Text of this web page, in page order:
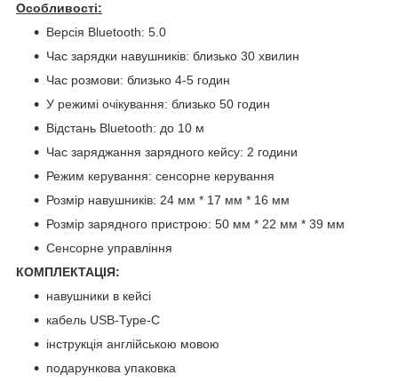
Особливості:
Версія Bluetooth: 5.0
Час зарядки навушників: близько 30 хвилин
Час розмови: близько 4-5 годин
У режимі очікування: близько 50 годин
Відстань Bluetooth: до 10 м
Час заряджання зарядного кейсу: 2 години
Режим керування: сенсорне керування
Розмір навушників: 24 мм * 17 мм * 16 мм
Розмір зарядного пристрою: 50 мм * 22 мм * 39 мм
Сенсорне управління
КОМПЛЕКТАЦІЯ:
навушники в кейсі
кабель USB-Type-C
інструкція англійською мовою
подарункова упаковка